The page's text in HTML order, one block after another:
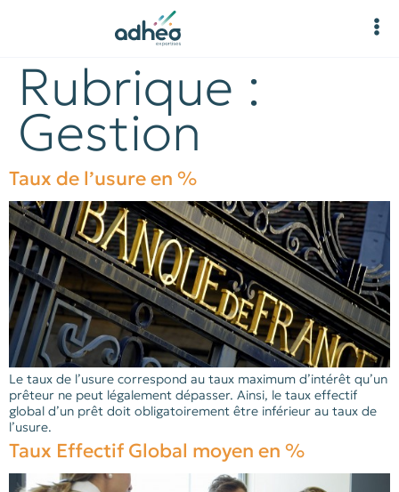
Rubrique :
Gestion
Taux de l’usure en %
Le taux de l’usure correspond au taux maximum d’intérêt qu’un
prêteur ne peut légalement dépasser. Ainsi, le taux effectif
global d’un prêt doit obligatoirement être inférieur au taux de
l’usure.
Taux Effectif Global moyen en %